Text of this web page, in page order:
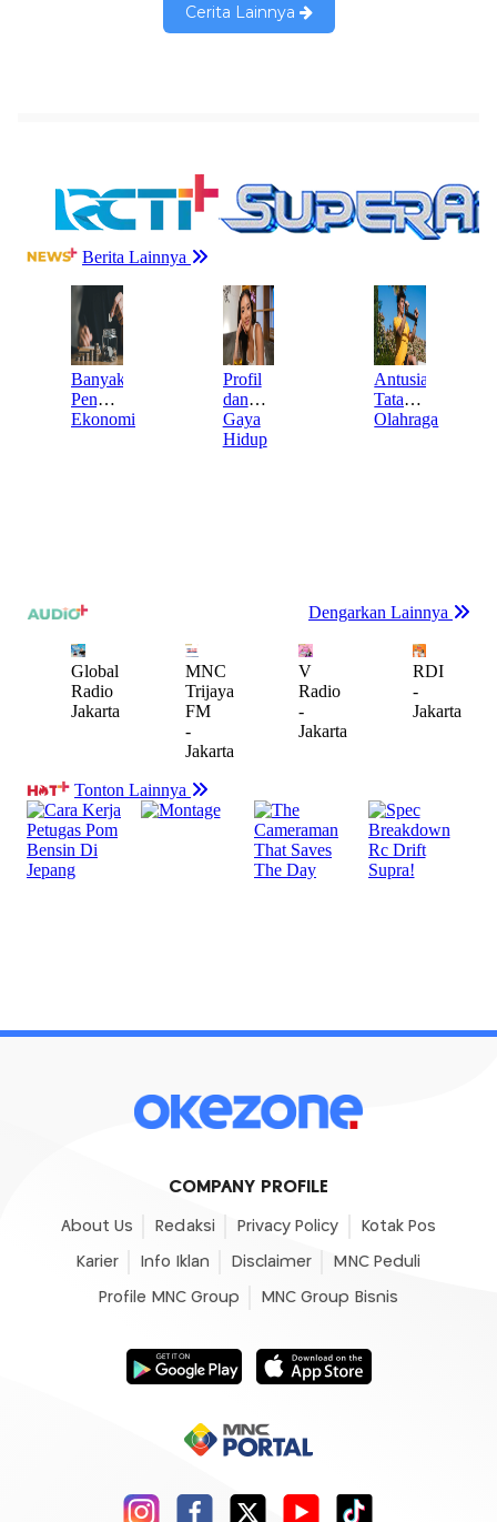
COMPANY PROFILE
About Us Redaksi Privacy Policy Kotak Pos
Karier Info Iklan Disclaimer MNC Peduli
Profile MNC Group MNC Group Bisnis